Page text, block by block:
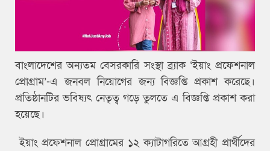
বাংলাদেশের অন্যতম বেসরকারি সংস্থা ব্র্যাক ‘ইয়াং প্রফেশনাল
প্রোগ্রাম’-এ জনবল নিয়োগের জন্য বিজ্ঞপ্তি প্রকাশ করেছে।
প্রতিষ্ঠানটির ভবিষ্যৎ নেতৃত্ব গড়ে তুলতে এ বিজ্ঞপ্তি প্রকাশ করা
হয়েছে।
ইয়াং প্রফেশনাল প্রোগ্রামের ১২ ক্যাটাগরিতে আগ্রহী প্রার্থীদের